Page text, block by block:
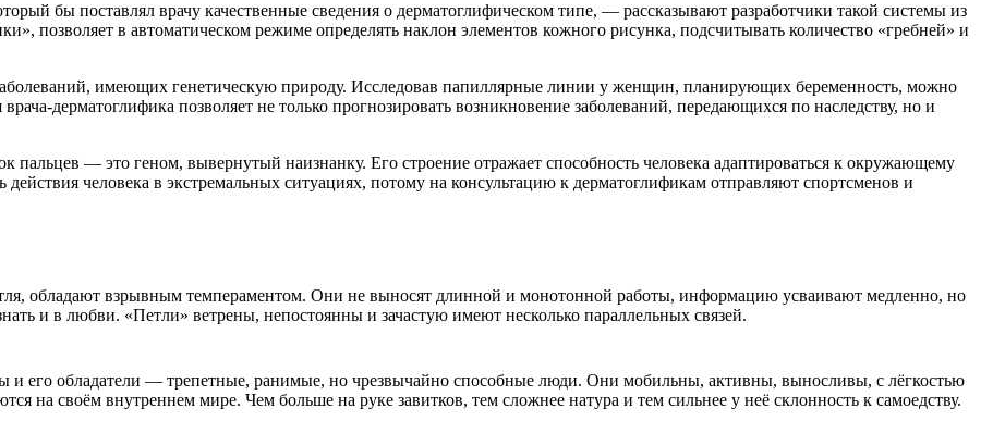
бы поставлял врачу качественные сведения о дерматоглифическом типе, — рассказывают разработчики такой системы из
в автоматическом режиме определять наклон элементов кожного рисунка, подсчитывать количество «гребней» и
имеющих генетическую природу. Исследовав папиллярные линии у женщин, планирующих беременность, можно
дерматоглифика позволяет не только прогнозировать возникновение заболеваний, передающихся по наследству, но и
пальцев — это геном, вывернутый наизнанку. Его строение отражает способность человека адаптироваться к окружающему
человека в экстремальных ситуациях, потому на консультацию к дерматоглификам отправляют спортсменов и
обладают взрывным темпераментом. Они не выносят длинной и монотонной работы, информацию усваивают медленно, но
и в любви. «Петли» ветрены, непостоянны и зачастую имеют несколько параллельных связей.
его обладатели — трепетные, ранимые, но чрезвычайно способные люди. Они мобильны, активны, выносливы, с лёгкостью
на своём внутреннем мире. Чем больше на руке завитков, тем сложнее натура и тем сильнее у неё склонность к самоедству.